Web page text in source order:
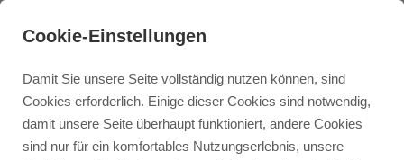
Cookie-Einstellungen
Damit Sie unsere Seite vollständig nutzen können, sind
Cookies erforderlich. Einige dieser Cookies sind notwendig,
damit unsere Seite überhaupt funktioniert, andere Cookies
sind nur für ein komfortables Nutzungserlebnis, unsere